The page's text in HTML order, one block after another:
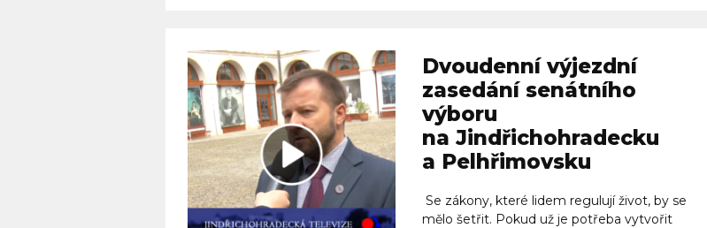
Dvoudenní výjezdní
zasedání senátního
výboru
na Jindřichohradecku
a Pelhřimovsku
Se zákony, které lidem regulují život, by se
mělo šetřit. Pokud už je potřeba vytvořit